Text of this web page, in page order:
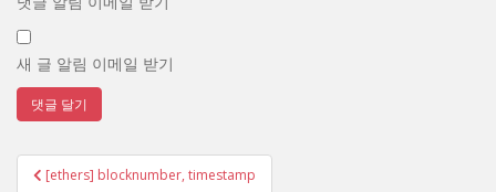
새 글 알림 이메일 받기
글 [ethers] blocknumber, timestamp